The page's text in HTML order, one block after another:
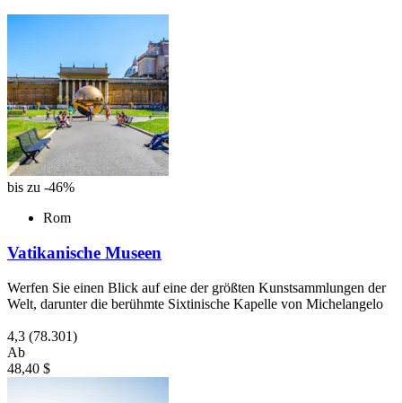
bis zu -46%
Rom
Vatikanische Museen
Werfen Sie einen Blick auf eine der größten Kunstsammlungen der
Welt, darunter die berühmte Sixtinische Kapelle von Michelangelo
4,3 (78.301)
Ab
48,40 $